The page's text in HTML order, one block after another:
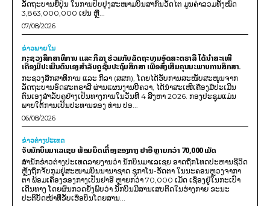
ລັດຖະບານຍີ່ປຸ່ນ ໃນການປັບປຸງສະໜາມບິນສາກົນວັດໄຕ ມູນຄ່າລວມທັງໝົດ
3,863,000,000 ເຢນ ຫຼື...
07/08/2026
ຂ່າວພາຍ​ໃນ
ກະຊວງສຶກສາທິການ ແລະ ກິລາ ຮ່ວມກັບລັດຖະບານອົດສະຕຣາລີ ໄດ້ນຳສະເໜີ
ເຄື່ອງມືປະເມີນຕົນເອງສຳລັບຄູຊັ້ນປະຖົມສຶກສາ ເພື່ອສົ່ງເສີມຄຸນນະພາບການສຶກສາ.
ກະຊວງສຶກສາທິການ ແລະ ກິລາ (ສສກ), ໂດຍໄດ້ຮັບການສະໜັບສະໜູນຈາກ
ລັດຖະບານອົດສະຕຣາລີ ຜ່ານແຜນງານບີຄວາ, ໄດ້ນຳສະເໜີເຄື່ອງມືປະເມີນ
ຕົນເອງສຳລັບຄູຢ່າງເປັນທາງການໃນວັນທີ 4 ສິງຫາ 2026. ກອງປະຊຸມແມ່ນ
ພາຍໃຕ້ການເປັນປະທານຂອງ ທ່ານ ປອ...
06/08/2026
ຂ່າວຕ່າງປະເທດ
ຈັບນັກບິນມາເລເຊຍ ພ້ອມຍຶດເຄື່ອງຂອງກາງ ຢາອີ ຫຼາຍກວ່າ 70,000 ເມັດ
ສຳນັກຂ່າວຕ່າງປະເທດລາຍງານວ່າ ນັກບິນມາເລເຊຍ ອາດຖືກໂທດປະຫານຊີວິດ
ຫຼັງຖືກຈັບກຸມຢູ່ສະໜາມບິນນານາຊາດ ຊູກາໂນ-ຮັດຕາ ໃນນະຄອນຫຼວງຈາກາ
ຕາ ພ້ອມເຄື່ອງຂອງກາງເປັນຢາອີ ຫຼາຍກວ່າ 70,000 ເມັດ ເຊື່ອງຢູ່ໃນກະເປົາ
ເດີນທາງ ໂດຍຜົນກວດຍັງພົບວ່າ ນັກບິນມີສານເສບຕິດໃນຮ່າງກາຍ ຂະນະ
ປະຕິບັດໜ້າທີ່ຂັບເຮືອບິນໂດຍສານ...